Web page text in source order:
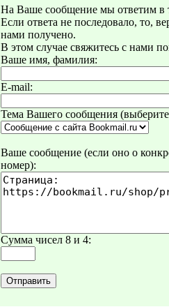
На Ваше сообщение мы ответим в
Если ответа не последовало, то,
нами получено.
В этом случае свяжитесь с нами
Ваше имя, фамилия:
E-mail:
Тема Вашего сообщения
Ваше сообщение (если оно о
номер):
Сумма чисел 8 и 4: